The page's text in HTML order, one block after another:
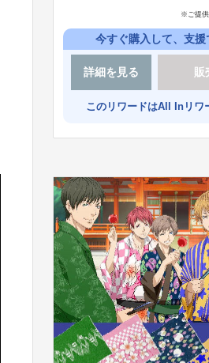
※ご提供
今すぐ購入して、支援
詳細を見る 販
このリワードはAll Inリワ